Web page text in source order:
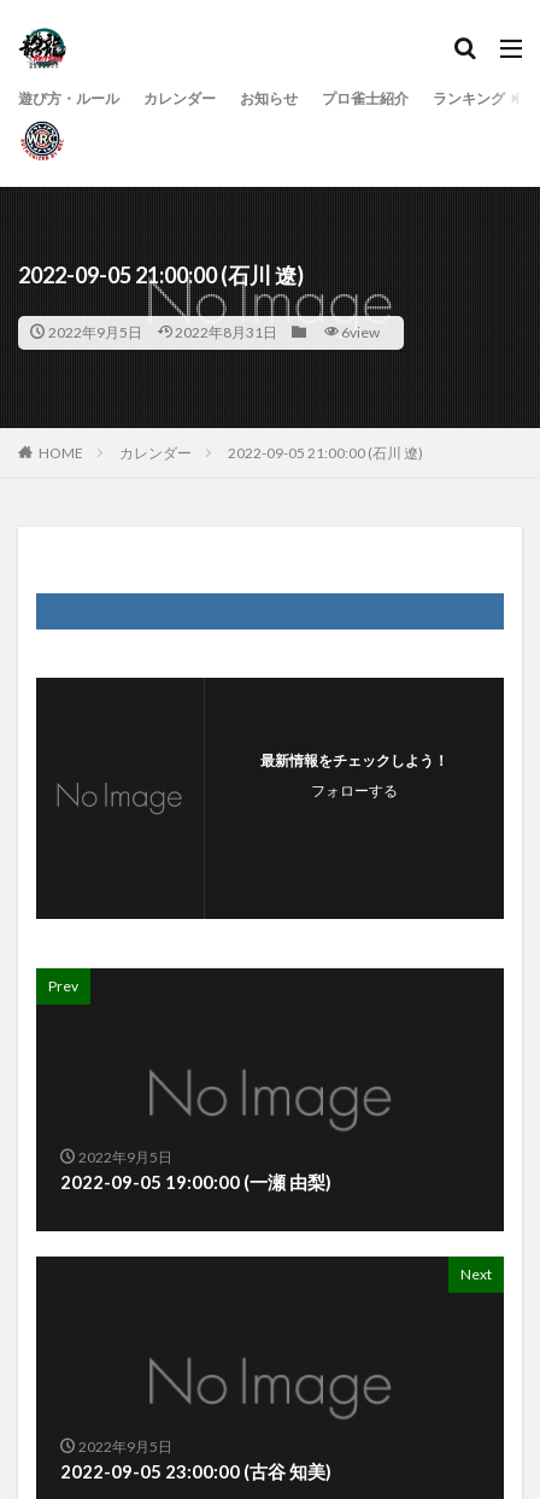
遊び方・ルール カレンダー お知らせ プロ雀士紹介 ランキング
2022-09-05 21:00:00 (石川 遼)
2022年9月5日 2022年8月31日 6view
HOME カレンダー 2022-09-05 21:00:00 (石川 遼)
最新情報をチェックしよう！
フォローする
Prev
2022年9月5日
2022-09-05 19:00:00 (一瀬 由梨)
Next
2022年9月5日
2022-09-05 23:00:00 (古谷 知美)